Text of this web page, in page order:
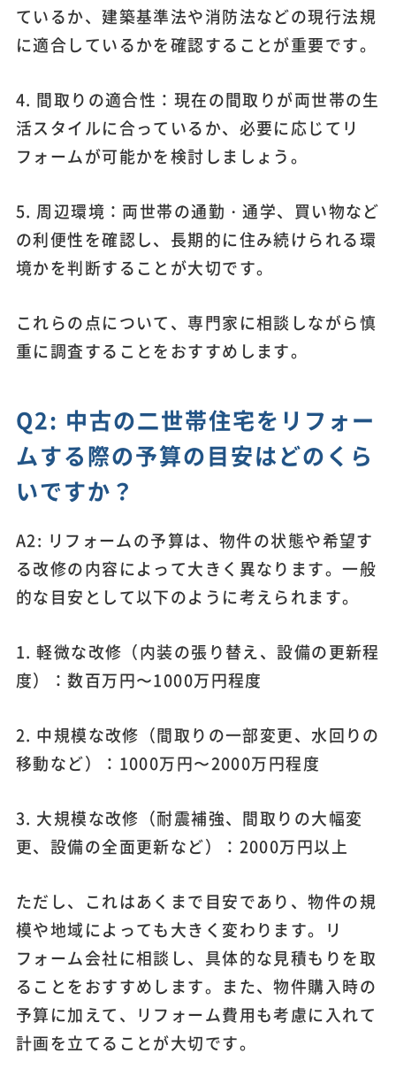
ているか、建築基準法や消防法などの現行法規
に適合しているかを確認することが重要です。
4. 間取りの適合性：現在の間取りが両世帯の生
活スタイルに合っているか、必要に応じてリ
フォームが可能かを検討しましょう。
5. 周辺環境：両世帯の通勤・通学、買い物など
の利便性を確認し、長期的に住み続けられる環
境かを判断することが大切です。
これらの点について、専門家に相談しながら慎
重に調査することをおすすめします。
Q2: 中古の二世帯住宅をリフォー
ムする際の予算の目安はどのくら
いですか？
A2: リフォームの予算は、物件の状態や希望す
る改修の内容によって大きく異なります。一般
的な目安として以下のように考えられます。
1. 軽微な改修（内装の張り替え、設備の更新程
度）：数百万円〜1000万円程度
2. 中規模な改修（間取りの一部変更、水回りの
移動など）：1000万円〜2000万円程度
3. 大規模な改修（耐震補強、間取りの大幅変
更、設備の全面更新など）：2000万円以上
ただし、これはあくまで目安であり、物件の規
模や地域によっても大きく変わります。リ
フォーム会社に相談し、具体的な見積もりを取
ることをおすすめします。また、物件購入時の
予算に加えて、リフォーム費用も考慮に入れて
計画を立てることが大切です。